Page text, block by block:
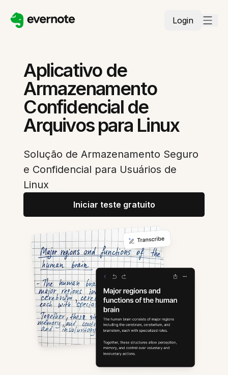
Login
Aplicativo de
Armazenamento
Confidencial de
Arquivos para Linux
Solução de Armazenamento Seguro
e Confidencial para Usuários de
Linux
Iniciar teste gratuito